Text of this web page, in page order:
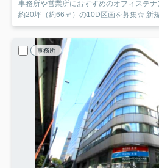
事務所や営業所におすすめのオフィステナ
約20坪（約66㎡）の10D区画を募集☆ 新
事務所